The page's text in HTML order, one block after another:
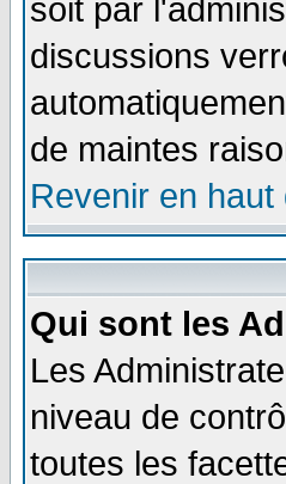
soit par
discussions
de maintes
Revenir en haut
Qui sont les
Les
niveau de
toutes les